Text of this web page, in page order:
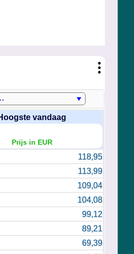
vandaag
Prijs in EUR
118,95
113,99
109,04
104,08
99,12
89,21
69,39